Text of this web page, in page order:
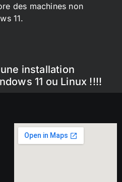
des machines non
11.
installation
11 ou Linux !!!!